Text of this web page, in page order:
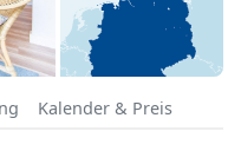
Kalender & Preis